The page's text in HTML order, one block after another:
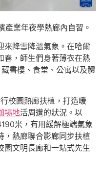
產業年夜學熱廊內自習。
來降雪降溫氣象。在哈爾
春，師生們身著薄衣在熱
書樓、食堂、公寓以及體
校園熱廊扶植，打造暖
場地活周遭的狀況。以
米，有用緩解極端氣象
，熱廊聯合影廊同步扶植
園文明長廊和一站式先生